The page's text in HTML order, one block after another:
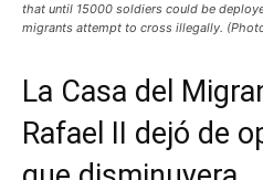
that until 15000 soldiers could be
migrants attempt to cross illegally.
La Casa del
Rafael II dejó de